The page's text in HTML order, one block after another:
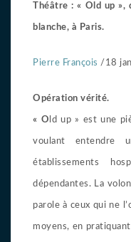
Théâtre : « Old up »,
blanche, à Paris.
Pierre François /18
Opération vérité.
« O ld up » est une
voulant entendre
établissements
dépendantes. La
parole à ceux qui ne
moyens, en